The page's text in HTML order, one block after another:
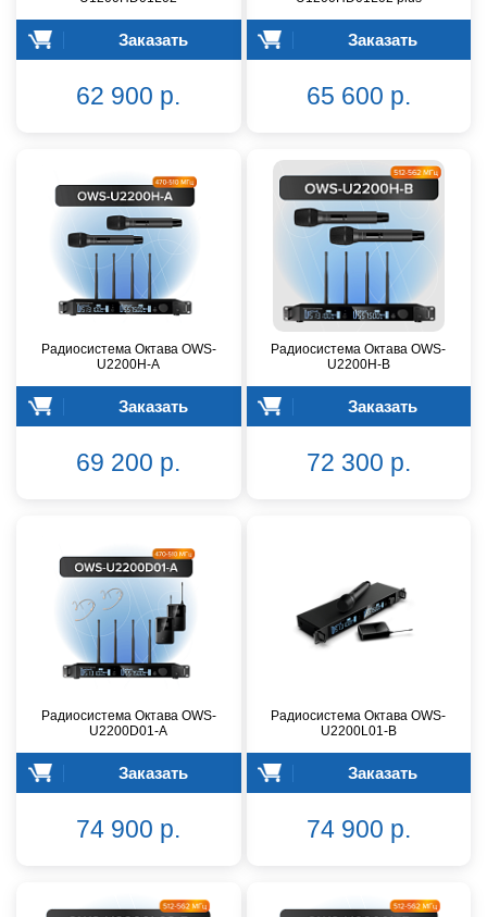
Заказать
62 900 р.
Заказать
65 600 р.
Радиосистема Октава OWS-
U2200H-A
Заказать
69 200 р.
Радиосистема Октава OWS-
U2200H-B
Заказать
72 300 р.
Радиосистема Октава OWS-
U2200D01-A
Заказать
74 900 р.
Радиосистема Октава OWS-
U2200L01-B
Заказать
74 900 р.